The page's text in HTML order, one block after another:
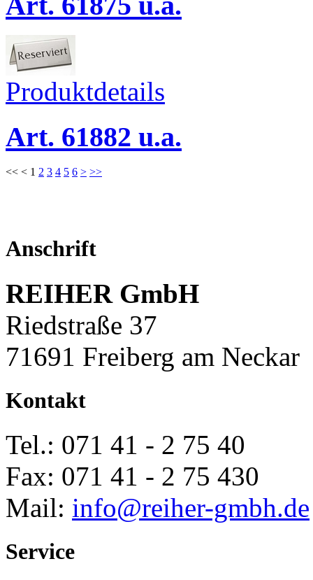
Produktdetails
Art. 61882 u.a.
<< < 1 2 3 4 5 6 > >>
Anschrift
REIHER GmbH
Riedstraße 37
71691 Freiberg am Neckar
Kontakt
Tel.: 071 41 - 2 75 40
Fax: 071 41 - 2 75 430
Mail: info@reiher-gmbh.de
Service